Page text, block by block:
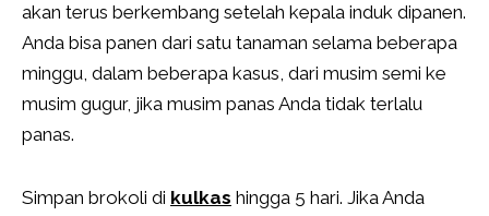
akan terus berkembang setelah kepala induk dipanen.
Anda bisa panen dari satu tanaman selama beberapa
minggu, dalam beberapa kasus, dari musim semi ke
musim gugur, jika musim panas Anda tidak terlalu
panas.
Simpan brokoli di kulkas hingga 5 hari. Jika Anda